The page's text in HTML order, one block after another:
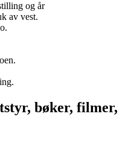
og år
av vest.
bøker, filmer,